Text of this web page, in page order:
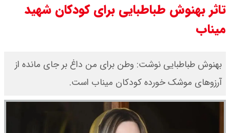
تاثر بهنوش طباطبایی برای کودکان شهید
میناب
بهنوش طباطبایی نوشت: وطن برای من داغ بر جای مانده از
آرزوهای موشک خورده کودکان میناب است.